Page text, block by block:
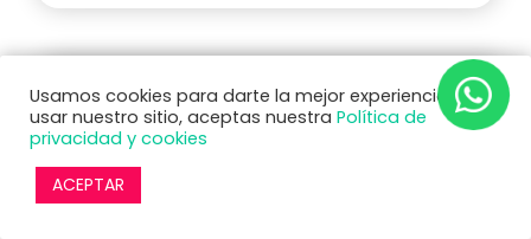
PROMOCIÓN
Usamos cookies para darte la mejor experiencia. Al
usar nuestro sitio, aceptas nuestra Política de
privacidad y cookies
ACEPTAR